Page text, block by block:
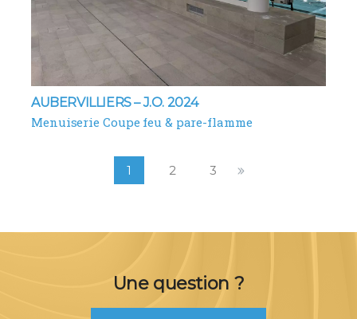
AUBERVILLIERS – J.O. 2024
Menuiserie Coupe feu & pare-flamme
1 2 3
Une question ?